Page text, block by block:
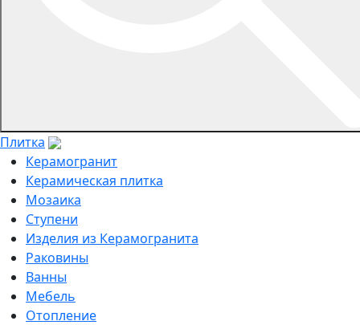
Плитка
Керамогранит
Керамическая плитка
Мозаика
Ступени
Изделия из Керамогранита
Раковины
Ванны
Мебель
Отопление